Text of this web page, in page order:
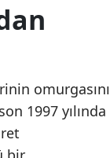
omurgasını
1997 yılında